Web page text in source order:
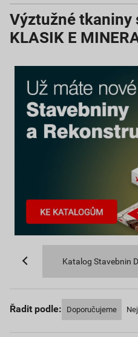
Výztužné tkaniny
KLASIK E
Katalog Stavebnin
Řadit podle: Doporučujeme